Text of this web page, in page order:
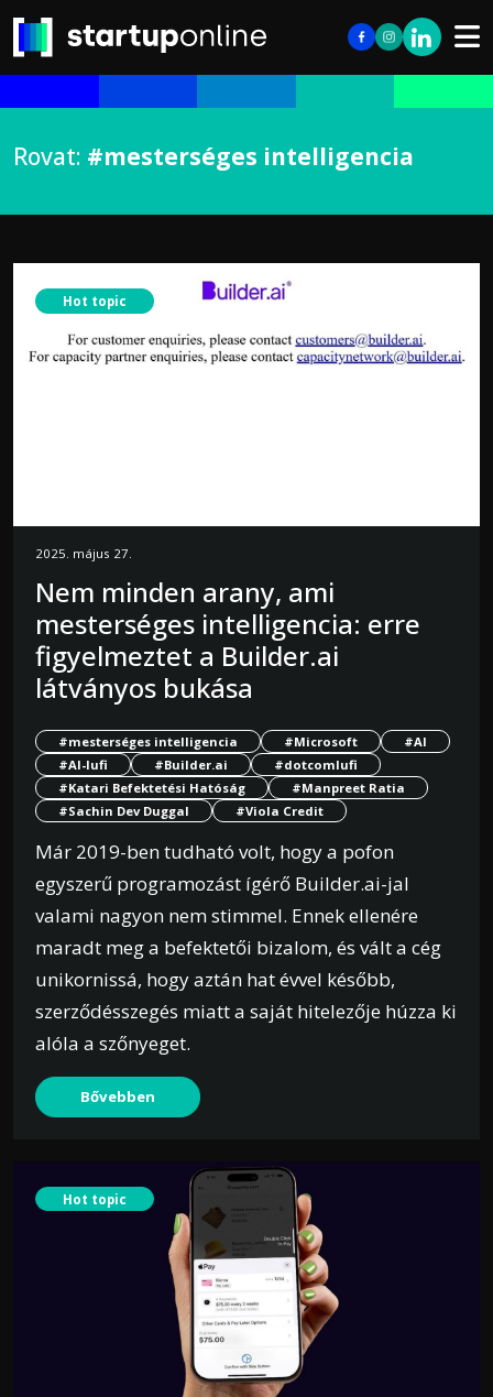
Rovat: #mesterséges intelligencia
Hot topic
2025. május 27.
Nem minden arany, ami
mesterséges intelligencia: erre
figyelmeztet a Builder.ai
látványos bukása
#mesterséges intelligencia #Microsoft
#AI
#AI-lufi
#Builder.ai
#dotcomlufi
#Katari Befektetési Hatóság
#Manpreet Ratia
#Sachin Dev Duggal
#Viola Credit
Már 2019-ben tudható volt, hogy a pofon
egyszerű programozást ígérő Builder.ai-jal
valami nagyon nem stimmel. Ennek ellenére
maradt meg a befektetői bizalom, és vált a cég
unikornissá, hogy aztán hat évvel később,
szerződésszegés miatt a saját hitelezője húzza ki
alóla a szőnyeget.
Bővebben
Hot topic